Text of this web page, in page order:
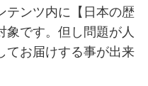
テンツ内に【日本の歴
象です。但し問題が人
てお届けする事が出来